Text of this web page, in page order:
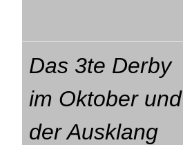
Das 3te Derby
im Oktober und
der Ausklang